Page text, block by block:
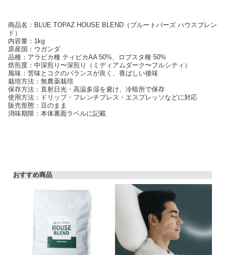
商品名：BLUE TOPAZ HOUSE BLEND（ブルートパーズ ハウスブレン
ド）
内容量：1kg
原産国：ウガンダ
品種：アラビカ種 ティピカAA 50%、ロブスタ種 50%
焙煎度：中深煎り〜深煎り（ミディアムダーク〜フルシティ）
風味：苦味とコクのバランスが良く、香ばしい後味
栽培方法：無農薬栽培
保存方法：直射日光・高温多湿を避け、冷暗所で保存
使用方法：ドリップ・フレンチプレス・エスプレッソなどに対応
販売形態：豆のまま
消味期限：本体裏面ラベルに記載
おすすめ商品